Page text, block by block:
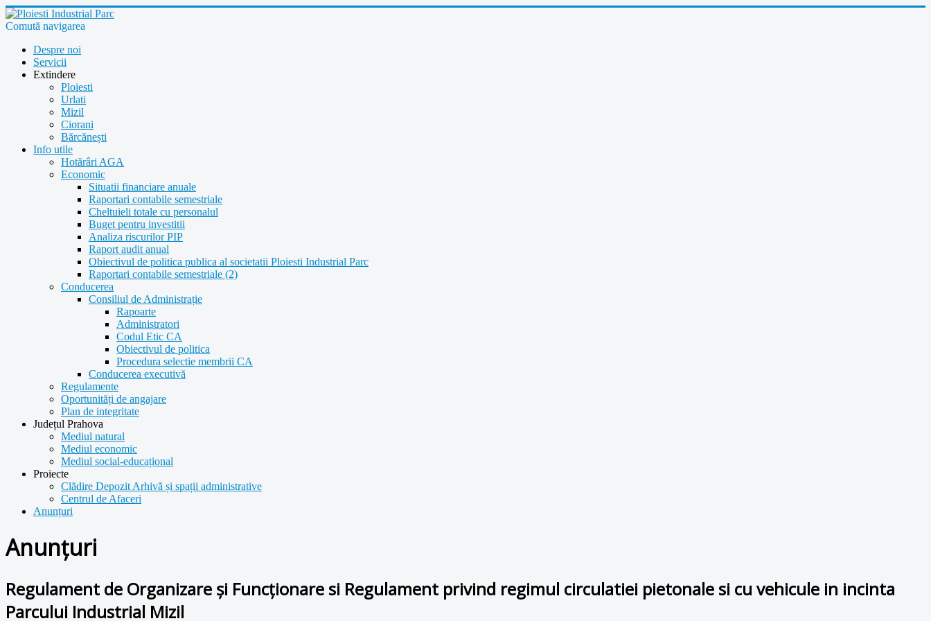
Comută navigarea
Despre noi
Servicii
Extindere
Ploiesti
Urlati
Mizil
Ciorani
Bărcănești
Info utile
Hotărâri AGA
Economic
Situatii financiare anuale
Raportari contabile semestriale
Cheltuieli totale cu personalul
Buget pentru investitii
Analiza riscurilor PIP
Raport audit anual
Obiectivul de politica publica al societatii Ploiesti Industrial Parc
Raportari contabile semestriale (2)
Conducerea
Consiliul de Administrație
Rapoarte
Administratori
Codul Etic CA
Obiectivul de politica
Procedura selectie membrii CA
Conducerea executivă
Regulamente
Oportunități de angajare
Plan de integritate
Județul Prahova
Mediul natural
Mediul economic
Mediul social-educațional
Proiecte
Clădire Depozit Arhivă și spații administrative
Centrul de Afaceri
Anunțuri
Anunțuri
Regulament de Organizare și Funcționare si Regulament privind regimul circulatiei pietonale si cu vehicule in incinta
Parcului Industrial Mizil